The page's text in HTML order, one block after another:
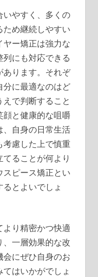
いやすく、多くの
め継続しやすい
ー矯正は強力な
にも対応できる
あります。それぞ
分に最適なのはど
で判断すること
顔と健康的な咀嚼
、自身の日常生活
考慮した上で慎重
ることが何より
ピース矯正とい
とよいでしょ
り精密かつ快適
、一層効果的な改
にぜひ自身のお
はいかがでしょ